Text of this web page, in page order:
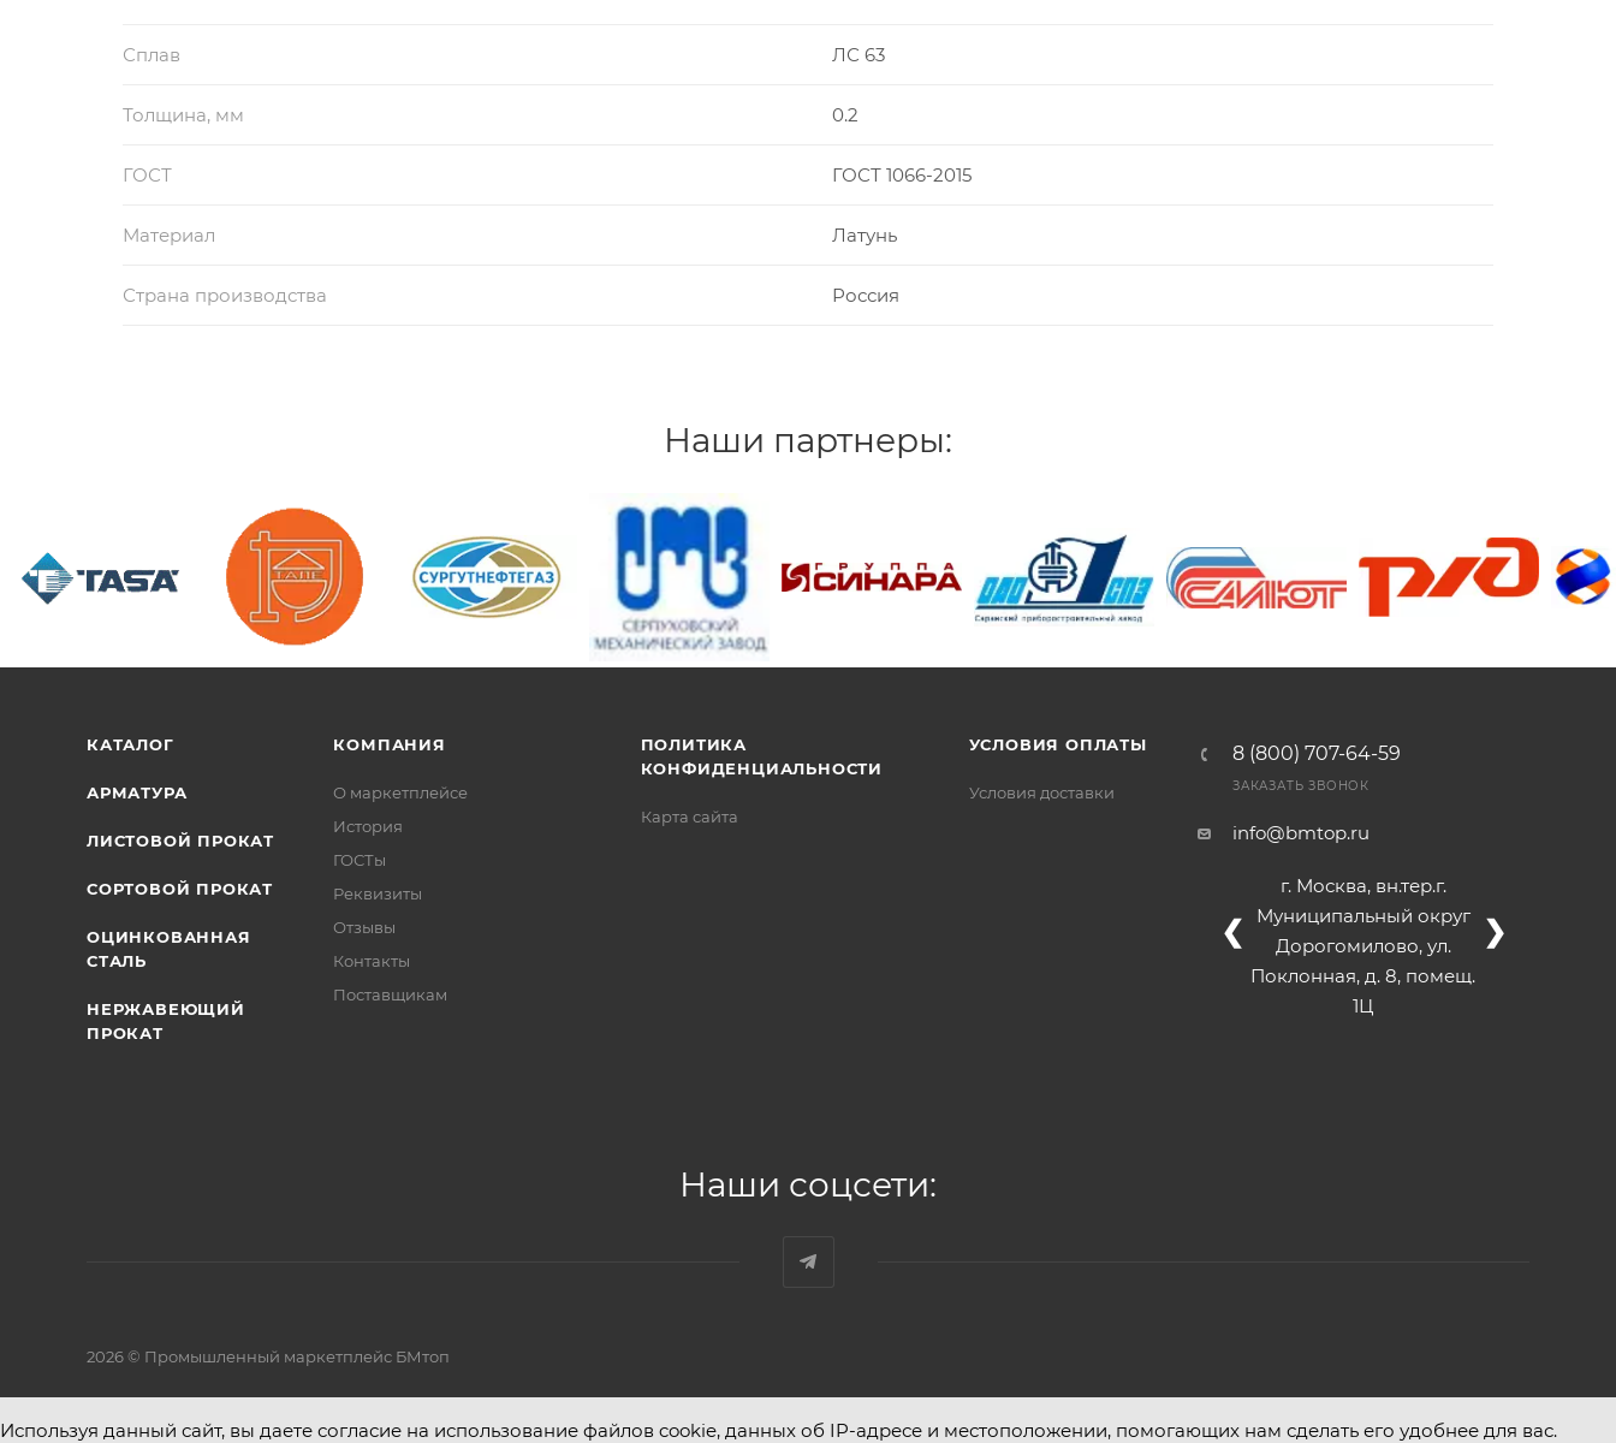
Сплав ЛС 63
Толщина, мм 0.2
ГОСТ ГОСТ 1066-2015
Материал Латунь
Страна производства Россия
Наши партнеры:
КАТАЛОГ
АРМАТУРА
ЛИСТОВОЙ ПРОКАТ
СОРТОВОЙ ПРОКАТ
ОЦИНКОВАННАЯ
СТАЛЬ
НЕРЖАВЕЮЩИЙ
ПРОКАТ
КОМПАНИЯ
О маркетплейсе
История
ГОСТы
Реквизиты
Отзывы
Контакты
Поставщикам
ПОЛИТИКА
КОНФИДЕНЦИАЛЬНОСТИ
Карта сайта
УСЛОВИЯ ОПЛАТЫ
Условия доставки
8 (800) 707-64-59
ЗАКАЗАТЬ ЗВОНОК
info@bmtop.ru
г. Москва, вн.тер.г.
Муниципальный округ
Дорогомилово, ул.
Поклонная, д. 8, помещ.
1Ц
❮ ❯
Наши соцсети:
2026 © Промышленный маркетплейс БМтоп
Используя данный сайт, вы даете согласие на использование файлов cookie, данных об IP-адресе и местоположении, помогающих нам сделать его удобнее для вас.